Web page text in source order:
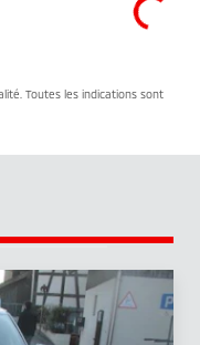
Toutes les indications sont